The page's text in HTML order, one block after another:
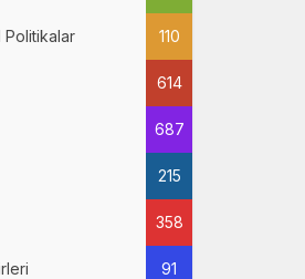
Politikalar 110
614
687
215
358
91